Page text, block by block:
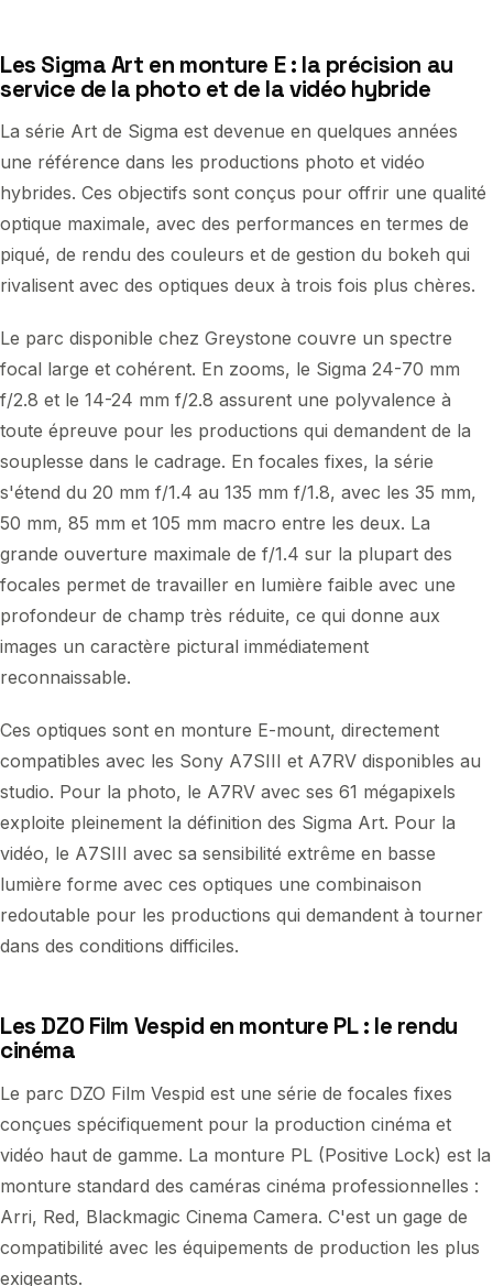
Les Sigma Art en monture E : la précision au
service de la photo et de la vidéo hybride
La série Art de Sigma est devenue en quelques années
une référence dans les productions photo et vidéo
hybrides. Ces objectifs sont conçus pour offrir une qualité
optique maximale, avec des performances en termes de
piqué, de rendu des couleurs et de gestion du bokeh qui
rivalisent avec des optiques deux à trois fois plus chères.
Le parc disponible chez Greystone couvre un spectre
focal large et cohérent. En zooms, le Sigma 24-70 mm
f/2.8 et le 14-24 mm f/2.8 assurent une polyvalence à
toute épreuve pour les productions qui demandent de la
souplesse dans le cadrage. En focales fixes, la série
s'étend du 20 mm f/1.4 au 135 mm f/1.8, avec les 35 mm,
50 mm, 85 mm et 105 mm macro entre les deux. La
grande ouverture maximale de f/1.4 sur la plupart des
focales permet de travailler en lumière faible avec une
profondeur de champ très réduite, ce qui donne aux
images un caractère pictural immédiatement
reconnaissable.
Ces optiques sont en monture E-mount, directement
compatibles avec les Sony A7SIII et A7RV disponibles au
studio. Pour la photo, le A7RV avec ses 61 mégapixels
exploite pleinement la définition des Sigma Art. Pour la
vidéo, le A7SIII avec sa sensibilité extrême en basse
lumière forme avec ces optiques une combinaison
redoutable pour les productions qui demandent à tourner
dans des conditions difficiles.
Les DZO Film Vespid en monture PL : le rendu
cinéma
Le parc DZO Film Vespid est une série de focales fixes
conçues spécifiquement pour la production cinéma et
vidéo haut de gamme. La monture PL (Positive Lock) est la
monture standard des caméras cinéma professionnelles :
Arri, Red, Blackmagic Cinema Camera. C'est un gage de
compatibilité avec les équipements de production les plus
exigeants.